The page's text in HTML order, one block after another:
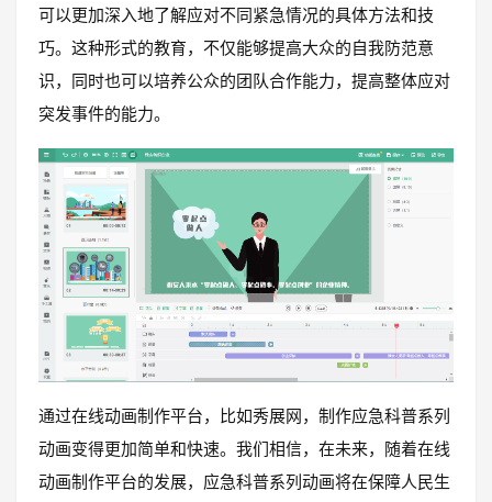
可以更加深入地了解应对不同紧急情况的具体方法和技
巧。这种形式的教育，不仅能够提高大众的自我防范意
识，同时也可以培养公众的团队合作能力，提高整体应对
突发事件的能力。
通过在线动画制作平台，比如秀展网，制作应急科普系列
动画变得更加简单和快速。我们相信，在未来，随着在线
动画制作平台的发展，应急科普系列动画将在保障人民生